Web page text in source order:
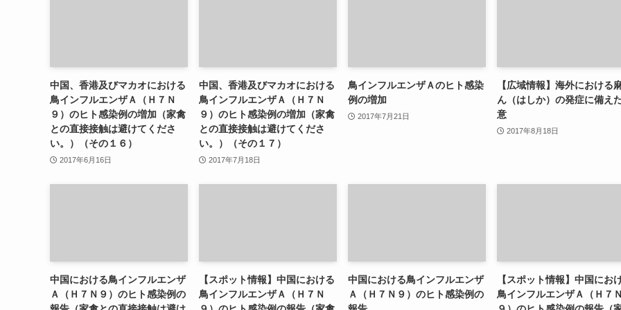
中国、香港及びマカオにおける
鳥インフルエンザＡ（Ｈ７Ｎ
９）のヒト感染例の増加（家禽
との直接接触は避けてくださ
い。）（その１６）
2017年6月16日
中国、香港及びマカオにおける
鳥インフルエンザＡ（Ｈ７Ｎ
９）のヒト感染例の増加（家禽
との直接接触は避けてくださ
い。）（その１７）
2017年7月18日
鳥インフルエンザＡのヒト感染
例の増加
2017年7月21日
【広域情報】海外における
ん（はしか）の発症に備え
意
2017年8月18日
中国における鳥インフルエンザ
Ａ（Ｈ７Ｎ９）のヒト感染例の
【スポット情報】中国における
鳥インフルエンザＡ（Ｈ７Ｎ
中国における鳥インフルエンザ
Ａ（Ｈ７Ｎ９）のヒト感染例の
【スポット情報】中国にお
鳥インフルエンザＡ（Ｈ７Ｎ